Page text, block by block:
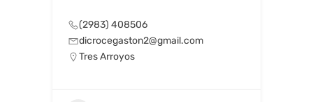
(2983) 408506
dicrocegaston2@gmail.com
Tres Arroyos